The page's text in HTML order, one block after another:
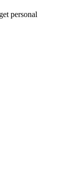
personal